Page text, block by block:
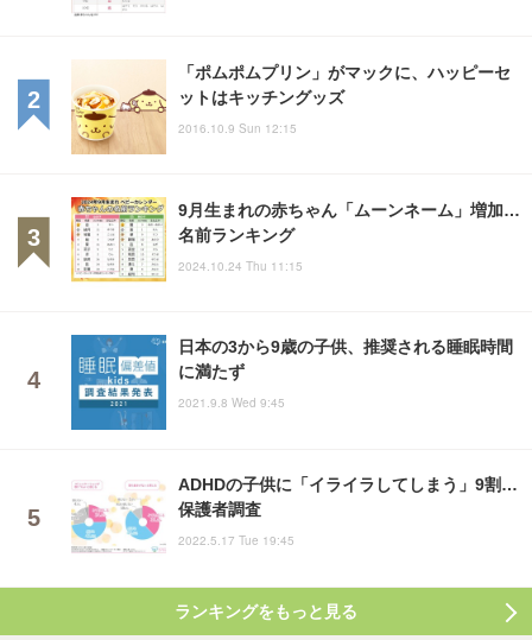
「ポムポムプリン」がマックに、ハッピーセ
ットはキッチングッズ
2016.10.9 Sun 12:15
9月生まれの赤ちゃん「ムーンネーム」増加…
名前ランキング
2024.10.24 Thu 11:15
日本の3から9歳の子供、推奨される睡眠時間
に満たず
2021.9.8 Wed 9:45
ADHDの子供に「イライラしてしまう」9割…
保護者調査
2022.5.17 Tue 19:45
ランキングをもっと見る